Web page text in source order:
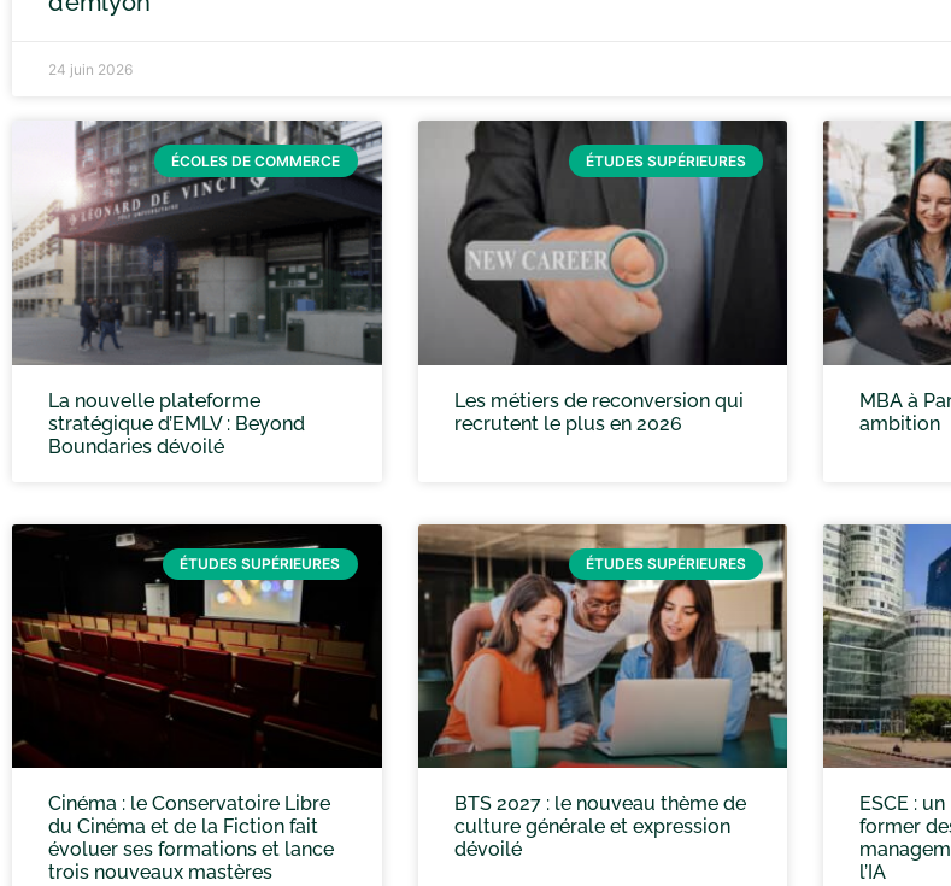
24 juin 2026
ÉCOLES DE COMMERCE
La nouvelle plateforme
stratégique d’EMLV : Beyond
Boundaries dévoilé
ÉTUDES SUPÉRIEURES
Les métiers de reconversion qui
recrutent le plus en 2026
MBA à
ambition
ÉTUDES SUPÉRIEURES
Cinéma : le Conservatoire Libre
du Cinéma et de la Fiction fait
évoluer ses formations et lance
trois nouveaux mastères
ÉTUDES SUPÉRIEURES
BTS 2027 : le nouveau thème de
culture générale et expression
dévoilé
ESCE :
former
l’IA